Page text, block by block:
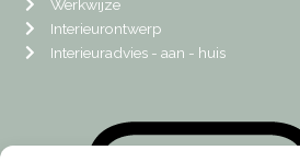
Werkwijze
Interieurontwerp
Interieuradvies - aan - huis